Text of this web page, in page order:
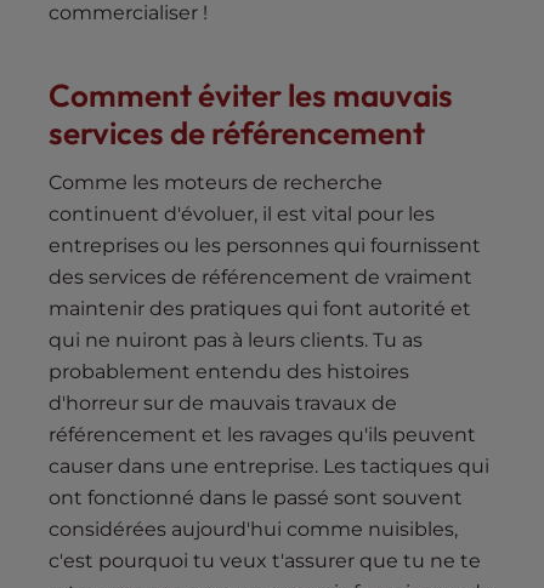
commercialiser !
Comment éviter les mauvais
services de référencement
Comme les moteurs de recherche
continuent d'évoluer, il est vital pour les
entreprises ou les personnes qui fournissent
des services de référencement de vraiment
maintenir des pratiques qui font autorité et
qui ne nuiront pas à leurs clients. Tu as
probablement entendu des histoires
d'horreur sur de mauvais travaux de
référencement et les ravages qu'ils peuvent
causer dans une entreprise. Les tactiques qui
ont fonctionné dans le passé sont souvent
considérées aujourd'hui comme nuisibles,
c'est pourquoi tu veux t'assurer que tu ne te